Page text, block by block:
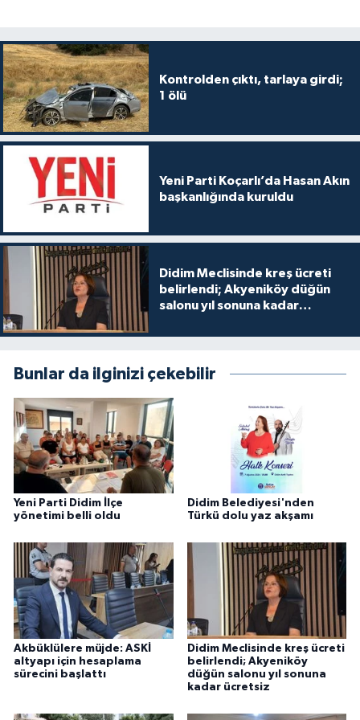
Kontrolden çıktı, tarlaya girdi;
1 ölü
Yeni Parti Koçarlı’da Hasan Akın
başkanlığında kuruldu
Didim Meclisinde kreş ücreti
belirlendi; Akyeniköy düğün
salonu yıl sonuna kadar
Bunlar da ilginizi çekebilir
Yeni Parti Didim İlçe
yönetimi belli oldu
Didim Belediyesi'nden
Türkü dolu yaz akşamı
Akbüklülere müjde: ASKİ
altyapı için hesaplama
sürecini başlattı
Didim Meclisinde kreş ücreti
belirlendi; Akyeniköy
düğün salonu yıl sonuna
kadar ücretsiz